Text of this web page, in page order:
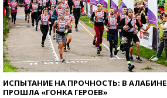
ИСПЫТАНИЕ НА ПРОЧНОСТЬ: В АЛАБИНЕ
ПРОШЛА «ГОНКА ГЕРОЕВ»